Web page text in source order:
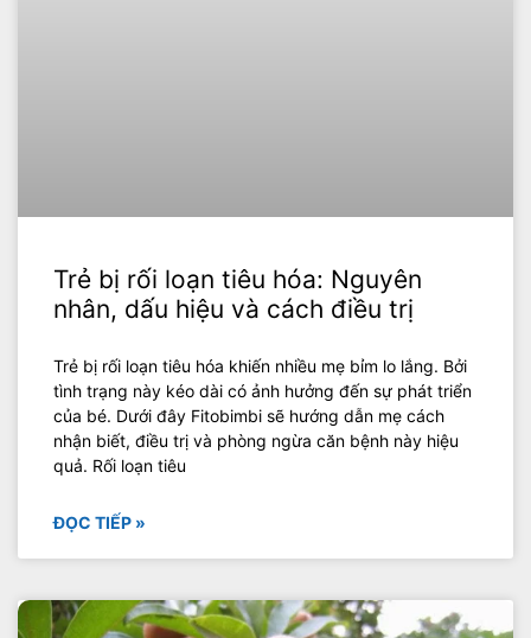
Trẻ bị rối loạn tiêu hóa: Nguyên
nhân, dấu hiệu và cách điều trị
Trẻ bị rối loạn tiêu hóa khiến nhiều mẹ bỉm lo lắng. Bởi
tình trạng này kéo dài có ảnh hưởng đến sự phát triển
của bé. Dưới đây Fitobimbi sẽ hướng dẫn mẹ cách
nhận biết, điều trị và phòng ngừa căn bệnh này hiệu
quả. Rối loạn tiêu
ĐỌC TIẾP »